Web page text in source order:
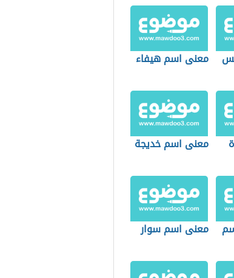
معنى اسم هيفاء
معنى اسم خديجة
معنى اسم سوار